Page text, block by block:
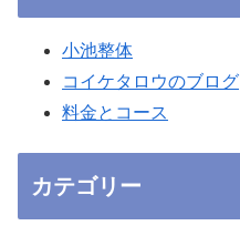
小池整体
コイケタロウのブログ
料金とコース
カテゴリー